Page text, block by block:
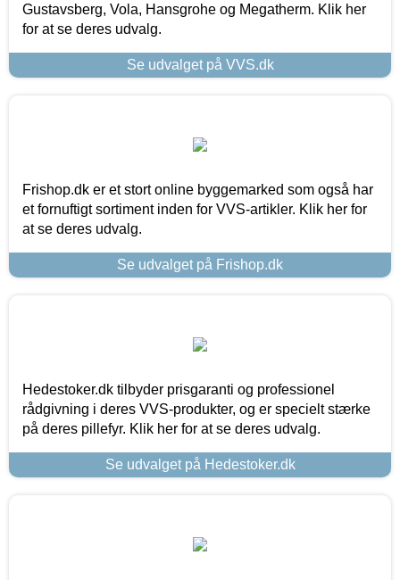
Gustavsberg, Vola, Hansgrohe og Megatherm. Klik her
for at se deres udvalg.
Se udvalget på VVS.dk
Frishop.dk er et stort online byggemarked som også har
et fornuftigt sortiment inden for VVS-artikler. Klik her for
at se deres udvalg.
Se udvalget på Frishop.dk
Hedestoker.dk tilbyder prisgaranti og professionel
rådgivning i deres VVS-produkter, og er specielt stærke
på deres pillefyr. Klik her for at se deres udvalg.
Se udvalget på Hedestoker.dk